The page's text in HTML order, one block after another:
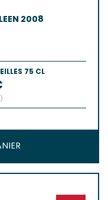
2008
75 CL